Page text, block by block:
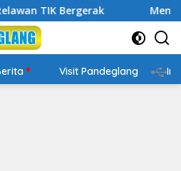
Mengenal
Visit Pandeglang